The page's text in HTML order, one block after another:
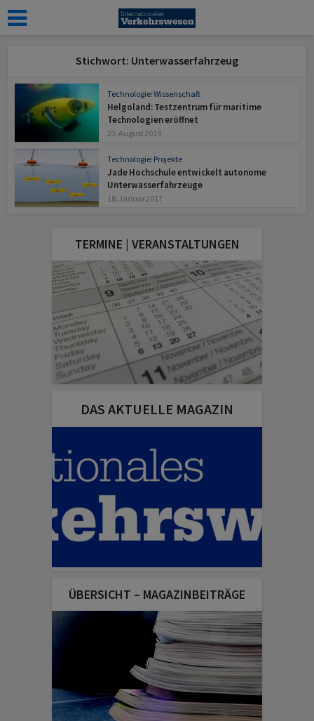
Stichwort: Unterwasserfahrzeug
Technologie: Wissenschaft
Helgoland: Testzentrum für maritime
Technologien eröffnet
23. August 2019
Technologie: Projekte
Jade Hochschule entwickelt autonome
Unterwasserfahrzeuge
18. Januar 2017
TERMINE | VERANSTALTUNGEN
DAS AKTUELLE MAGAZIN
ÜBERSICHT – MAGAZINBEITRÄGE